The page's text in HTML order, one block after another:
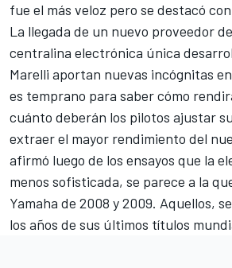
fue el más veloz pero se destacó
La llegada de un nuevo proveedor
centralina electrónica única
Marelli aportan nuevas incógnitas
es temprano para saber cómo
cuánto deberán los pilotos ajustar
extraer el mayor rendimiento del
afirmó luego de los ensayos que la
menos sofisticada, se parece a la
Yamaha de 2008 y 2009. Aquellos,
los años de sus últimos títulos